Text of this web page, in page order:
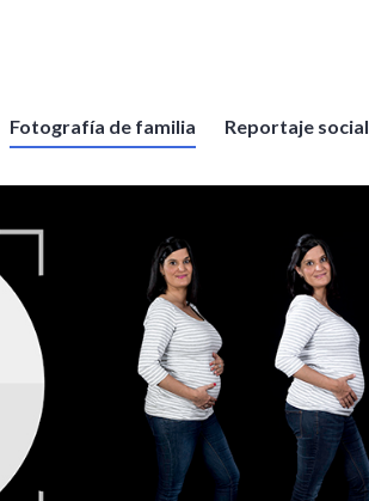
Fotografía de familia Reportaje social